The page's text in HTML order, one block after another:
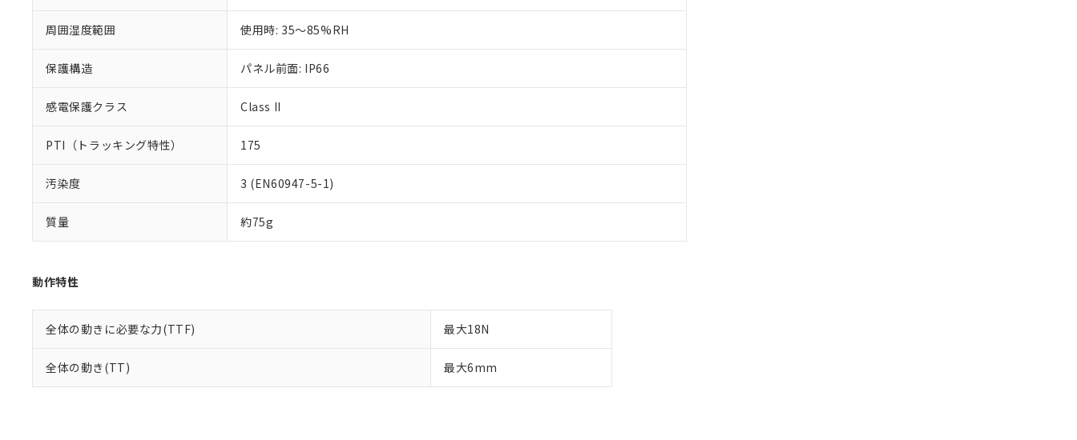
周囲湿度範囲 使用時: 35～85%RH
保護構造 パネル前面: IP66
感電保護クラス Class II
PTI（トラッキング特性） 175
汚染度 3 (EN60947-5-1)
質量 約75g
動作特性
全体の動きに必要な力(TTF) 最大18N
全体の動き(TT) 最大6mm